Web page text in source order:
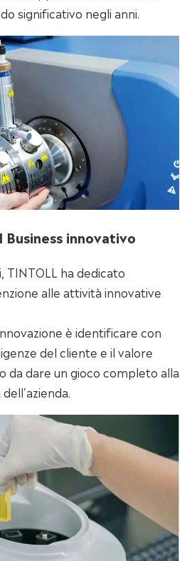
significativo negli anni.
innovativo
TINTOLL ha dedicato
alle attività innovative
è identificare con
del cliente e il valore
da dare un gioco completo alla